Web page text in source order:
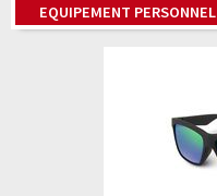
EQUIPEMENT PERSONNEL